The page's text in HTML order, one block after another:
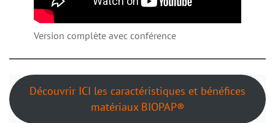
Version complète avec conférence
Découvrir ICI les caractéristiques et bénéfices
matériaux BIOPAP®